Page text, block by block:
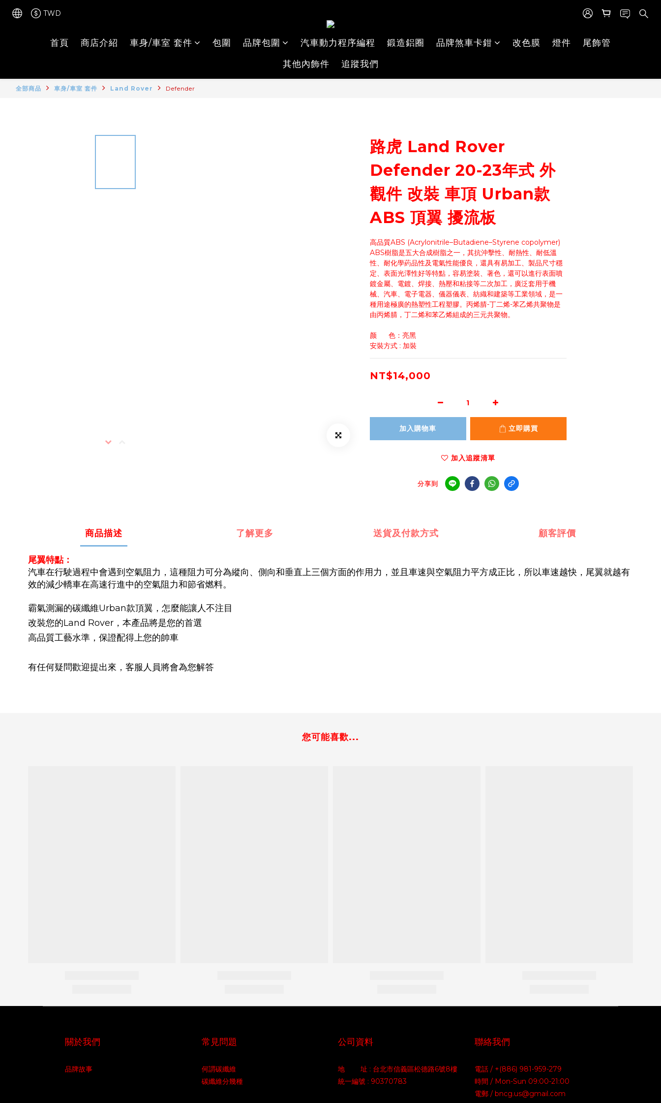
TWD
首頁 商店介紹 車身/車室 套件 包圍 品牌包圍 汽車動力程序編程 鍛造鋁圈 品牌煞車卡鉗 改色膜 燈件
尾飾管
其他內飾件
追蹤我們
全部商品 車身/車室 套件 Land Rover Defender
路虎 Land Rover
Defender 20-23年式 外
觀件 改裝 車頂 Urban款
ABS 頂翼 擾流板
高品質ABS (Acrylonitrile–Butadiene–Styrene copolymer)
ABS樹脂是五大合成樹脂之一，其抗沖擊性、耐熱性、耐低溫
性、耐化學葯品性及電氣性能優良，還具有易加工、製品尺寸穩
定、表面光澤性好等特點，容易塗裝、著色，還可以進行表面噴
鍍金屬、電鍍、焊接、熱壓和粘接等二次加工，廣泛套用于機
械、汽車、電子電器、儀器儀表、紡織和建築等工業領域，是一
種用途極廣的熱塑性工程塑膠。丙烯腈-丁二烯-苯乙烯共聚物是
由丙烯腈，丁二烯和苯乙烯組成的三元共聚物。
颜      色：亮黑
安裝方式 : 加裝
NT$14,000
加入購物車 立即購買
加入追蹤清單
分享到
商品描述 了解更多 送貨及付款方式 顧客評價
尾翼特點：
汽車在行駛過程中會遇到空氣阻力，這種阻力可分為縱向、側向和垂直上三個方面的作用力，並且車速與空氣阻力平方成正比，所以車速越快，尾翼就越有
效的減少轎車在高速行進中的空氣阻力和節省燃料。
霸氣測漏的碳纖維Urban款頂翼，怎麼能讓人不注目
改裝您的Land Rover，本產品將是您的首選
高品質工藝水準，保證配得上您的帥車
有任何疑問歡迎提出來，客服人員將會為您解答
您可能喜歡...
關於我們
品牌故事
常見問題
何謂碳纖維
碳纖維分幾種
公司資料
地 址 : 台北市信義區松德路6號8樓
統一編號 : 90370783
聯絡我們
電話 / +(886) 981-959-279
時間 / Mon-Sun 09:00-21:00
電郵 / bncg.us@gmail.com